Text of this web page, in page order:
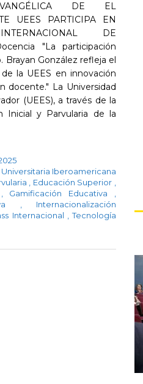
DE EL
UEES PARTICIPA EN
DE
"La participación
Brayan González refleja el
la UEES en innovación
docente." La Universidad
(UEES), a través de la
Inicial y Parvularia de la
Iberoamericana
Educación Superior
Gamificación Educativa
Internacionalización
Internacional
Tecnología